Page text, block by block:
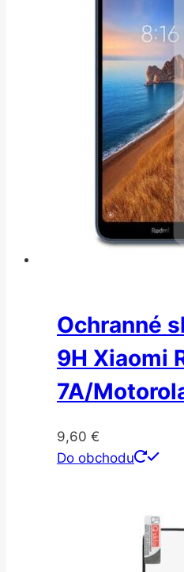
Ochranné
9H Xiaomi
7A/
9,60 €
Do obchodu